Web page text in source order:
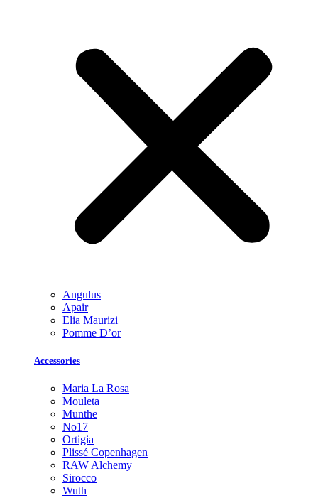
Angulus
Apair
Elia Maurizi
Pomme D’or
Accessories
Maria La Rosa
Mouleta
Munthe
No17
Ortigia
Plissé Copenhagen
RAW Alchemy
Sirocco
Wuth